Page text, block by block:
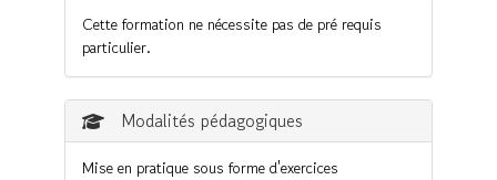
Cette formation ne nécessite pas de pré requis
particulier.
Modalités pédagogiques
Mise en pratique sous forme d'exercices